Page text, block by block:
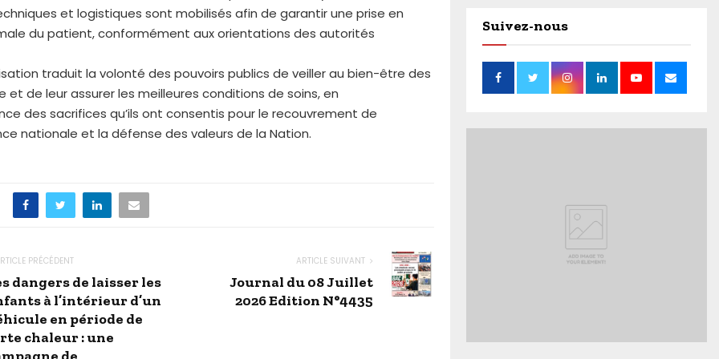
et logistiques sont mobilisés afin de garantir une prise en
du patient, conformément aux orientations des autorités
traduit la volonté des pouvoirs publics de veiller au bien-être des
et de leur assurer les meilleures conditions de soins, en
des sacrifices qu’ils ont consentis pour le recouvrement de
nationale et la défense des valeurs de la Nation.
PRÉCÉDENT
dangers de laisser les
à l’intérieur d’un
en période de
chaleur : une
ARTICLE SUIVANT
Journal du 08 Juillet
2026 Edition N°4435
Suivez-nous